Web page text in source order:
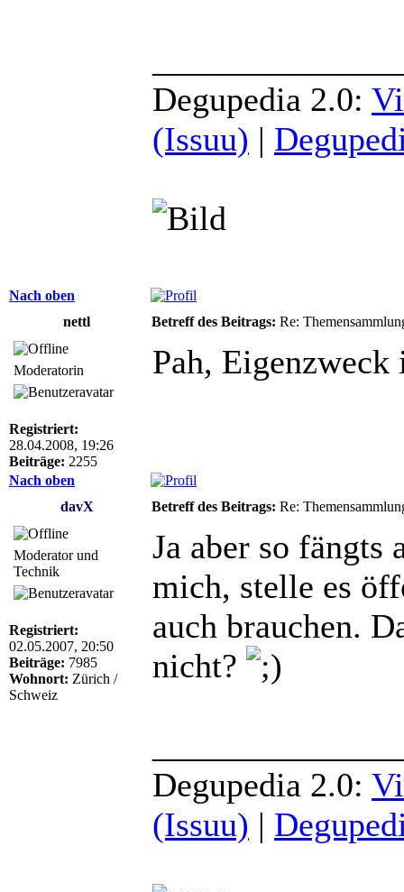
Degupedia 2.0:
(Issuu) |
Nach oben
nettl
Betreff des Beitrags: Re:
Moderatorin
Registriert:
28.04.2008, 19:26
Beiträge: 2255
Pah,
Nach oben
davX
Betreff des Beitrags: Re:
Moderator und
Technik
Registriert:
02.05.2007, 20:50
Beiträge: 7985
Wohnort: Zürich /
Schweiz
Ja aber so
mich, stelle es
auch brauchen.
nicht?
Degupedia 2.0:
(Issuu) |